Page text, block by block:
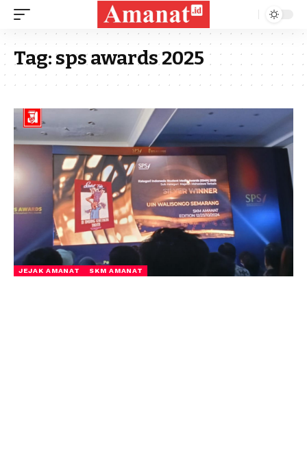
Tag:sps awards 2025
JEJAK AMANAT SKM AMANAT